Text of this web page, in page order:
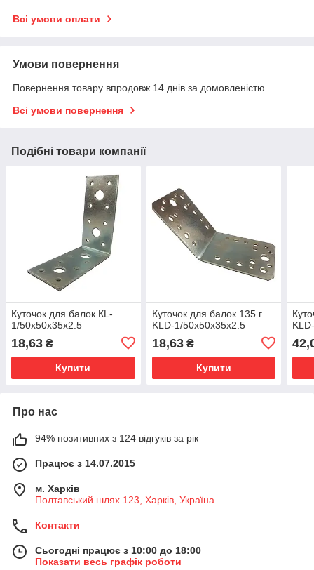
Всі умови оплати
Умови повернення
Повернення товару впродовж 14 днів за домовленістю
Всі умови повернення
Подібні товари компанії
Куточок для балок КL-
1/50х50х35х2.5
18,63 ₴
Купити
Куточок для балок 135 г.
KLD-1/50х50х35х2.5
18,63₴
Купити
Про нас
94% позитивних з 124 відгуків за рік
Працює з 14.07.2015
м. Харків
Полтавський шлях 123, Харків, Україна
Контакти
Сьогодні працює з 10:00 до 18:00
Показати весь графік роботи